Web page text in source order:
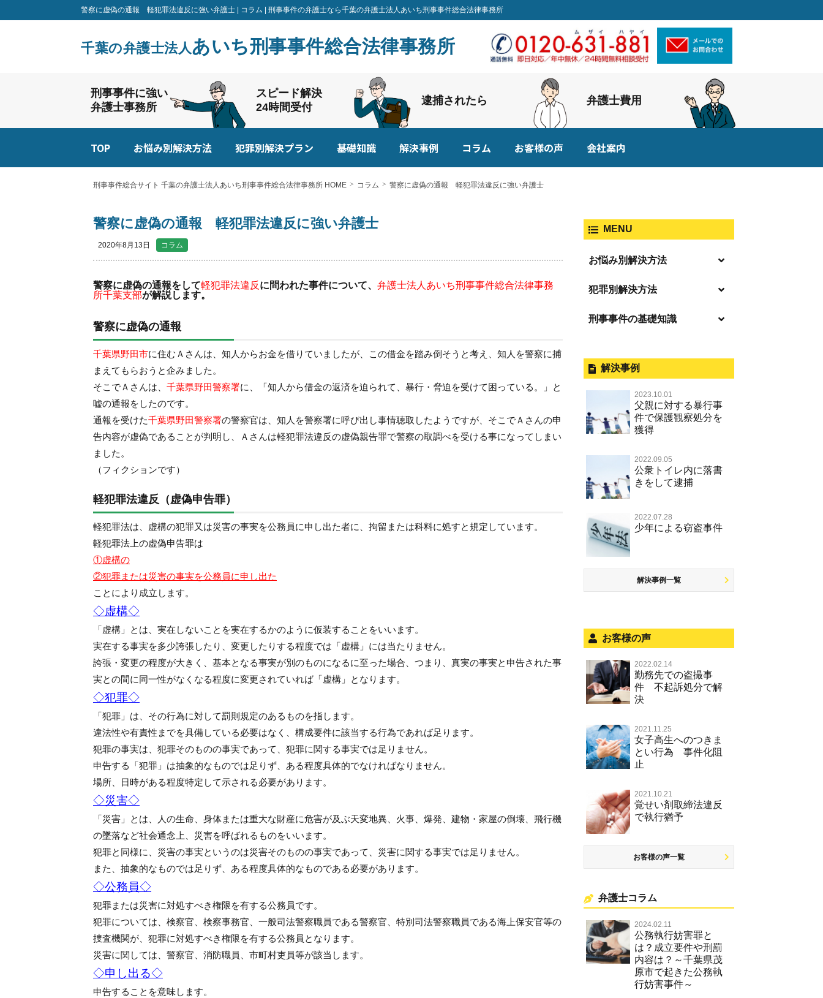
警察に虚偽の通報 軽犯罪法違反に強い弁護士 | コラム | 刑事事件の弁護士なら千葉の弁護士法人あいち刑事事件総合法律事務所
千葉の弁護士法人あいち刑事事件総合法律事務所
刑事事件に強い
弁護士事務所
スピード解決
24時間受付
逮捕されたら 弁護士費用
TOP お悩み別解決方法 犯罪別解決プラン 基礎知識 解決事例 コラム お客様の声 会社案内
刑事事件総合サイト 千葉の弁護士法人あいち刑事事件総合法律事務所 HOME コラム 警察に虚偽の通報 軽犯罪法違反に強い弁護士
警察に虚偽の通報 軽犯罪法違反に強い弁護士
2020年8月13日 コラム
警察に虚偽の通報をして軽犯罪法違反 に問われた事件について、 弁護士法人あいち刑事事件総合法律事務
所千葉支部が解説します。
警察に虚偽の通報
千葉県野田市に住むＡさんは、知人からお金を借りていましたが、この借金を踏み倒そうと考え、知人を警察に捕
まえてもらおうと企みました。
そこでＡさんは、 千葉県野田警察署に、「知人から借金の返済を迫られて、暴行・脅迫を受けて困っている。」と
嘘の通報をしたのです。
通報を受けた千葉県野田警察署の警察官は、知人を警察署に呼び出し事情聴取したようですが、そこでＡさんの申
告内容が虚偽であることが判明し、Ａさんは軽犯罪法違反の虚偽親告罪で警察の取調べを受ける事になってしまい
ました。
（フィクションです）
軽犯罪法違反（虚偽申告罪）
軽犯罪法は、虚構の犯罪又は災害の事実を公務員に申し出た者に、拘留または科料に処すと規定しています。
軽犯罪法上の虚偽申告罪は
①虚構の
②犯罪または災害の事実を公務員に申し出た
ことにより成立します。
◇虚構◇
「虚構」とは、実在しないことを実在するかのように仮装することをいいます。
実在する事実を多少誇張したり、変更したりする程度では「虚構」には当たりません。
誇張・変更の程度が大きく、基本となる事実が別のものになるに至った場合、つまり、真実の事実と申告された事
実との間に同一性がなくなる程度に変更されていれば「虚構」となります。
◇犯罪◇
「犯罪」は、その行為に対して罰則規定のあるものを指します。
違法性や有責性までを具備している必要はなく、構成要件に該当する行為であれば足ります。
犯罪の事実は、犯罪そのものの事実であって、犯罪に関する事実では足りません。
申告する「犯罪」は抽象的なものでは足りず、ある程度具体的でなければなりません。
場所、日時がある程度特定して示される必要があります。
◇災害◇
「災害」とは、人の生命、身体または重大な財産に危害が及ぶ天変地異、火事、爆発、建物・家屋の倒壊、飛行機
の墜落など社会通念上、災害を呼ばれるものをいいます。
犯罪と同様に、災害の事実というのは災害そのものの事実であって、災害に関する事実では足りません。
また、抽象的なものでは足りず、ある程度具体的なものである必要があります。
◇公務員◇
犯罪または災害に対処すべき権限を有する公務員です。
犯罪については、検察官、検察事務官、一般司法警察職員である警察官、特別司法警察職員である海上保安官等の
捜査機関が、犯罪に対処すべき権限を有する公務員となります。
災害に関しては、警察官、消防職員、市町村吏員等が該当します。
◇申し出る◇
申告することを意味します。
MENU
お悩み別解決方法
逮捕の不安や悩み
無実・無罪を証明してほしい
示談で解決してほしい
執行猶予にしてほしい
事件のことを秘密にしたい
被害届・告訴・告発されたら
自首・出頭したい
犯罪別解決方法
事件別－暴力事件
過失致死・過失傷害
器物損壊
脅迫・強要
業務妨害罪
公務執行妨害罪
殺人
暴行・傷害
略取・誘拐・人身売買
性犯罪 TOP
淫行・援助交際（児童買春、淫行
条例、児童福祉法違反）
不同意性交等罪（旧 強制性交等
交等罪
不同意わいせつ（旧 強制わいせ
つ，準強制わいせつ）
公然わいせつ罪，わいせつ物頒布
等罪，淫行勧誘罪
児童ポルノ リベンジポルノ
事件別－財産犯
財産犯 TOP
横領 背任
電子計算機使用詐欺等）
強盗罪
知的財産と刑事事件
恐喝
事件別－薬物事件
薬物事件 TOP
覚せい剤
危険ドラッグ
大麻
麻薬及び向精神薬
事件別－交通違反・交通事故
交通違反・交通事故 TOP
交通事故 交通違反と刑事事件
人身事故・死亡事故
無免許運転
その他 TOP
児童虐待・保護責任者遺棄
住居侵入等
銃刀法違反
不正競争防止法
風営法・風適法違反
文書偽造・偽造文書行使
放火・失火
名誉棄損罪・侮辱
刑事事件の基礎知識
刑事裁判の概要・手続
公務員の逮捕・刑事事件
控訴・上告
国選弁護士と私選弁護士の違い
裁判員裁判
司法取引・刑事免責
少年事件の手続と特色
少年事件の処分
被害者対応
被害届・告訴・告発の不安や悩み
員逮捕，予防法務等）
解決事例
2023.10.01
父親に対する暴行事
件で保護観察処分を
獲得
2022.09.05
公衆トイレ内に落書
きをして逮捕
2022.07.28
少年による窃盗事件
解決事例一覧
お客様の声
2022.02.14
勤務先での盗撮事
件 不起訴処分で解
決
2021.11.25
女子高生へのつきま
とい行為 事件化阻
止
2021.10.21
覚せい剤取締法違反
で執行猶予
お客様の声一覧
弁護士コラム
2024.02.11
公務執行妨害罪と
は？成立要件や刑罰
内容は？～千葉県茂
原市で起きた公務執
行妨害事件～